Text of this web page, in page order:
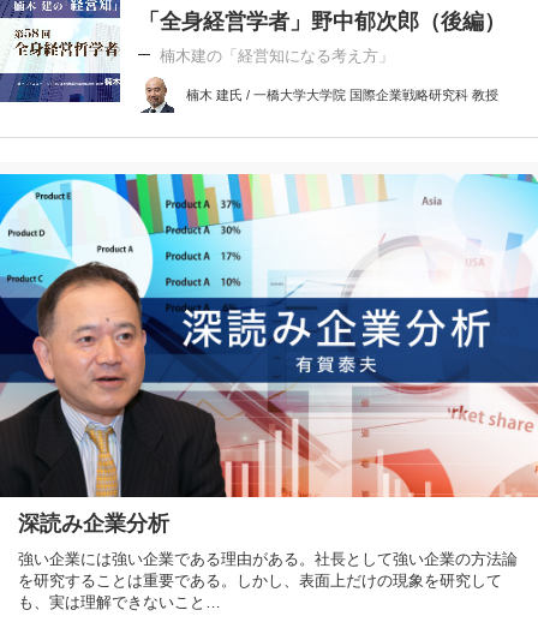
「全身経営学者」野中郁次郎（後編）
楠木建の「経営知になる考え方」
楠木 建氏 / 一橋大学大学院 国際企業戦略研究科 教授
深読み企業分析
強い企業には強い企業である理由がある。社長として強い企業の方法論
を研究することは重要である。しかし、表面上だけの現象を研究して
も、実は理解できないこと…